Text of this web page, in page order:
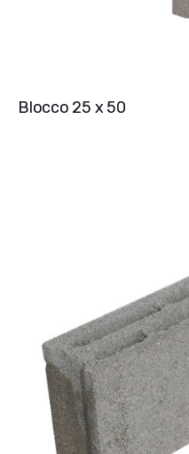
Blocco 25 x 50